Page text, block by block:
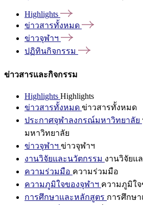
Highlights
ข่าวสารทั้งหมด
ข่าวจุฬาฯ
ปฏิทินกิจกรรม
ข่าวสารและกิจกรรม
Highlights Highlights
ข่าวสารทั้งหมด ข่าวสารทั้งหมด
ประกาศจุฬาลงกรณ์มหาวิทยาลัย
มหาวิทยาลัย
ข่าวจุฬาฯ ข่าวจุฬาฯ
งานวิจัยและนวัตกรรม งานวิจัยแ
ความร่วมมือ ความร่วมมือ
ความภูมิใจของจุฬาฯ ความภูมิใจ
การศึกษาและหลักสูตร การศึกษ